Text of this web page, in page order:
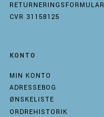
RETURNERINGSFORMULAR
CVR 31158125
KONTO
MIN KONTO
ADRESSEBOG
ØNSKELISTE
ORDREHISTORIK